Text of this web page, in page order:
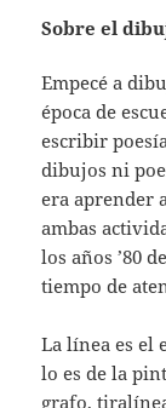
Sobre el
Empecé a
época de
escribir
dibujos ni
era aprender
ambas
los años ’80
tiempo de
La línea es el
lo es de la
grafo,